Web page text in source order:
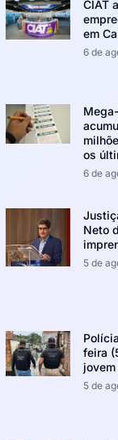
CIAT
em
6 de
os
6 de
Neto
5 de
feira
jovem
5 de